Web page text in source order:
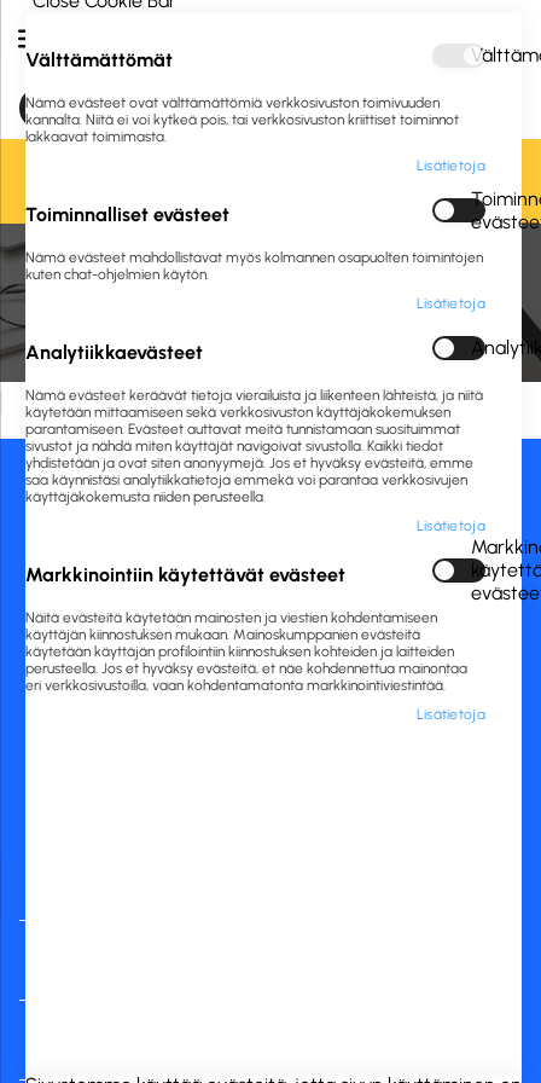
Oletko jo asiakkaamme? Kirjaudu sisään tai
Etusivu Toimistolaitteet ja -tarvikkeet Kalenterit Seinäkalenterit
Hakuehtoihin sopivia tuotteita ei löydy.
Asiakaspalvelu:
asiakaspalvelu@rckfinland.fi
Maksutavat:
Välttämättömät
Nämä evästeet ovat välttämättömiä verkkosivuston toimivuuden
kannalta. Niitä ei voi kytkeä pois, tai verkkosivuston kriittiset toiminnot
lakkaavat toimimasta.
Lisätietoja
Toiminnalliset evästeet
Nämä evästeet mahdollistavat myös kolmannen osapuolten toimintojen
kuten chat-ohjelmien käytön.
Lisätietoja
Analytiikkaevästeet
Nämä evästeet keräävät tietoja vierailuista ja liikenteen lähteistä, ja niitä
käytetään mittaamiseen sekä verkkosivuston käyttäjäkokemuksen
parantamiseen. Evästeet auttavat meitä tunnistamaan suosituimmat
sivustot ja nähdä miten käyttäjät navigoivat sivustolla. Kaikki tiedot
yhdistetään ja ovat siten anonyymejä. Jos et hyväksy evästeitä, emme
saa käynnistäsi analytiikkatietoja emmekä voi parantaa verkkosivujen
käyttäjäkokemusta niiden perusteella.
Lisätietoja
Markkinointiin käytettävät evästeet
Näitä evästeitä käytetään mainosten ja viestien kohdentamiseen
käyttäjän kiinnostuksen mukaan. Mainoskumppanien evästeitä
käytetään käyttäjän profilointiin kiinnostuksen kohteiden ja laitteiden
perusteella. Jos et hyväksy evästeitä, et näe kohdennettua mainontaa
eri verkkosivustoilla, vaan kohdentamatonta markkinointiviestintää.
Lisätietoja